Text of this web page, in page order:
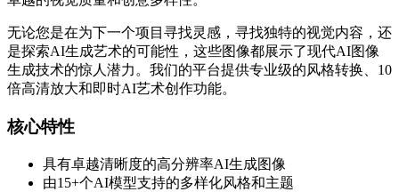
无论您是在为下一个项目寻找灵感，寻找独特的视觉内容，还
是探索AI生成艺术的可能性，这些图像都展示了现代AI图像
生成技术的惊人潜力。我们的平台提供专业级的风格转换、10
倍高清放大和即时AI艺术创作功能。
核心特性
具有卓越清晰度的高分辨率AI生成图像
由15+个AI模型支持的多样化风格和主题